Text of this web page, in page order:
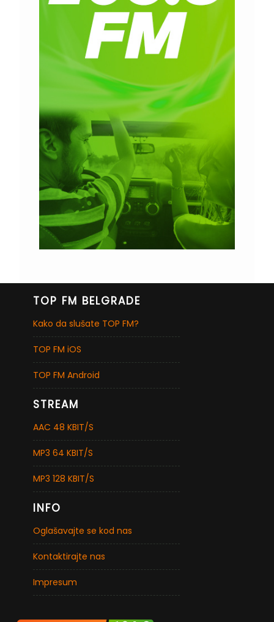
TOP FM BELGRADE
Kako da slušate TOP FM?
TOP FM iOS
TOP FM Android
STREAM
AAC 48 KBIT/S
MP3 64 KBIT/S
MP3 128 KBIT/S
INFO
Oglašavajte se kod nas
Kontaktirajte nas
Impresum